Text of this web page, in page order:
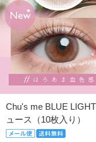
Chu's me BLUE
ュース（10枚入り）